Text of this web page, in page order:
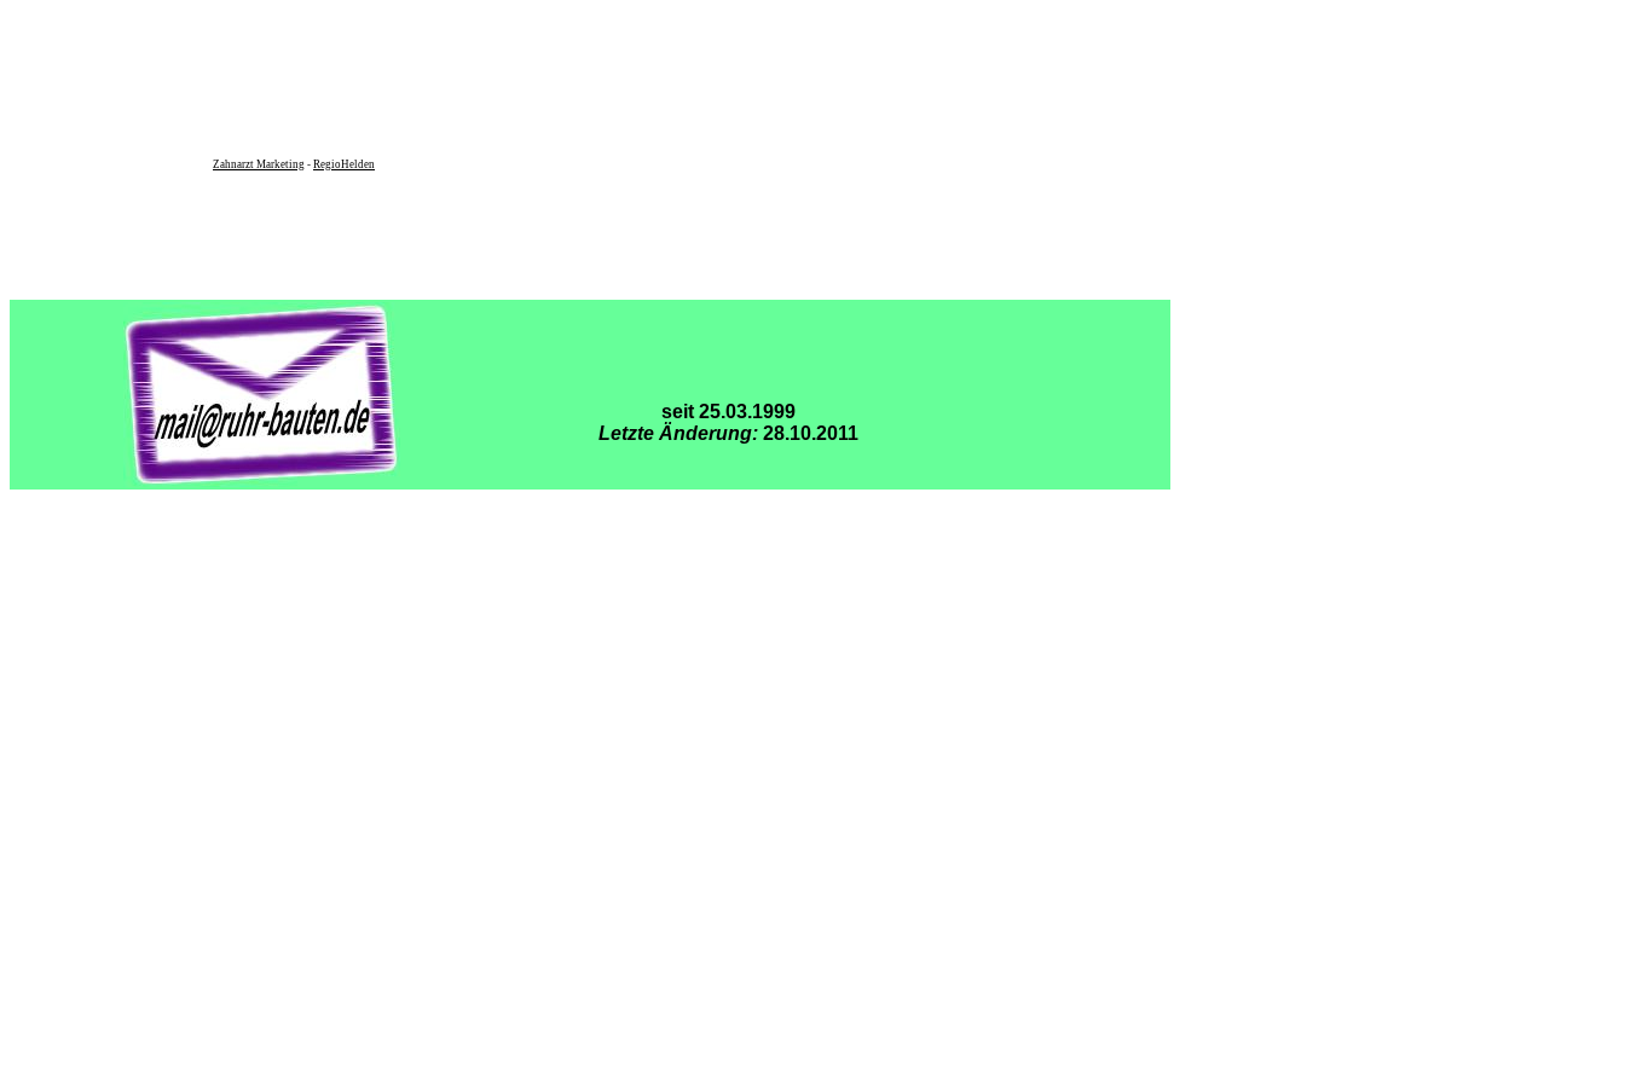
Zahnarzt Marketing - RegioHelden
seit 25.03.1999
Letzte Änderung: 28.10.2011